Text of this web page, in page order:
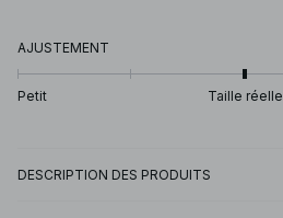
AJUSTEMENT
Petit Taille réelle
DESCRIPTION DES PRODUITS